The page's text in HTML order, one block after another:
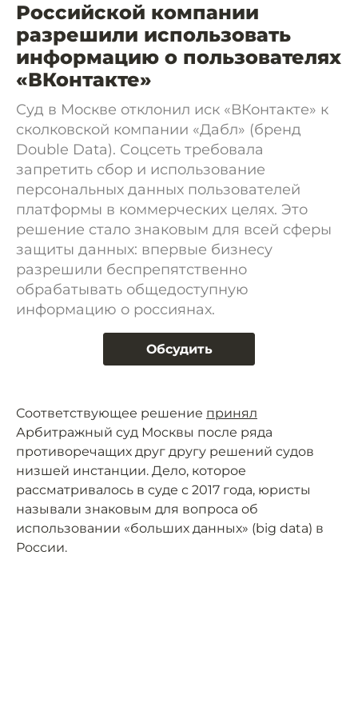
Российской компании
разрешили использовать
информацию о пользователях
«ВКонтакте»
Суд в Москве отклонил иск «ВКонтакте» к
сколковской компании «Дабл» (бренд
Double Data). Соцсеть требовала
запретить сбор и использование
персональных данных пользователей
платформы в коммерческих целях. Это
решение стало знаковым для всей сферы
защиты данных: впервые бизнесу
разрешили беспрепятственно
обрабатывать общедоступную
информацию о россиянах.
Обсудить
Соответствующее решение принял
Арбитражный суд Москвы после ряда
противоречащих друг другу решений судов
низшей инстанции. Дело, которое
рассматривалось в суде с 2017 года, юристы
называли знаковым для вопроса об
использовании «больших данных» (big data) в
России.